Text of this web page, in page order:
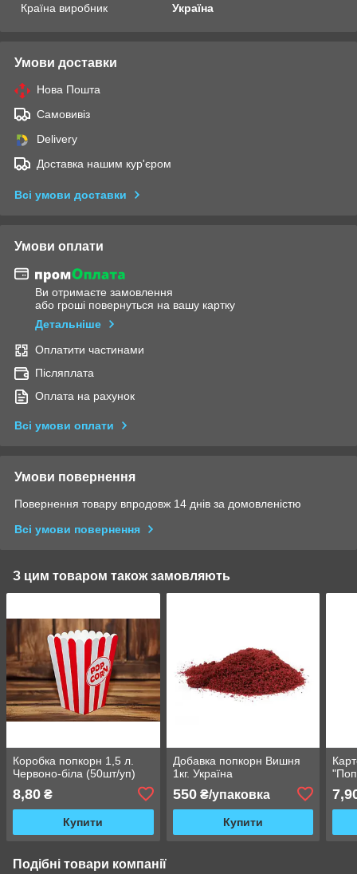
Країна виробник
Україна
Умови доставки
Нова Пошта
Самовивіз
Delivery
Доставка нашим кур'єром
Всі умови доставки
Умови оплати
Ви отримаєте замовлення
або гроші повернуться на вашу картку
Детальніше
Оплатити частинами
Післяплата
Оплата на рахунок
Всі умови оплати
Умови повернення
Повернення товару впродовж 14 днів за домовленістю
Всі умови повернення
З цим товаром також замовляють
Коробка попкорн 1,5 л.
Червоно-біла (50шт/уп)
8,80 ₴
Купити
Добавка попкорн Вишня
1кг. Україна
550₴/упаковка
Купити
Подібні товари компанії